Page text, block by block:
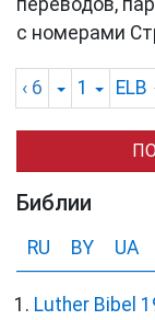
с номерами
‹ 6 1 ELB
Библии
RU BY UA
Luther Bibel